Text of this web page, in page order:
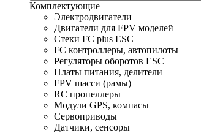
Комплектующие
Электродвигатели
Двигатели для FPV моделей
Стеки FC plus ESC
FC контроллеры, автопилоты
Регуляторы оборотов ESC
Платы питания, делители
FPV шасси (рамы)
RC пропеллеры
Модули GPS, компасы
Сервоприводы
Датчики, сенсоры